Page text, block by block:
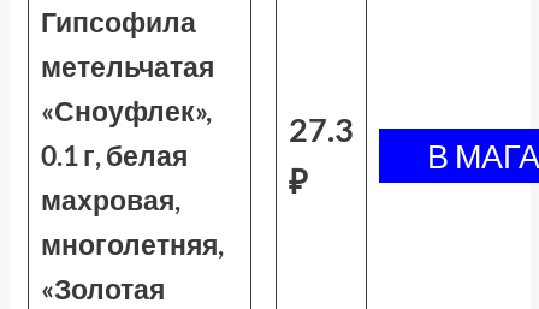
Гипсофила
метельчатая
«Сноуфлек»,
0.1 г, белая
махровая,
многолетняя,
«Золотая
27.3
₽